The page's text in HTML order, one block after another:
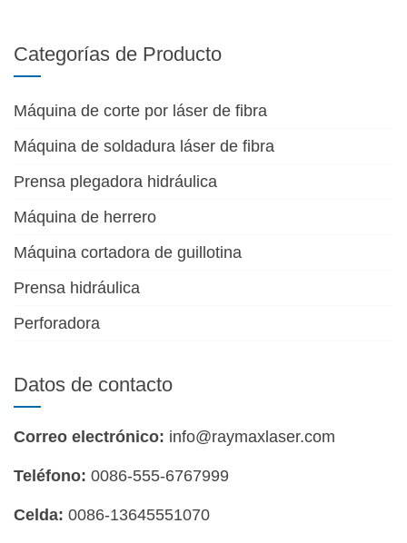
Categorías de Producto
Máquina de corte por láser de fibra
Máquina de soldadura láser de fibra
Prensa plegadora hidráulica
Máquina de herrero
Máquina cortadora de guillotina
Prensa hidráulica
Perforadora
Datos de contacto
Correo electrónico: info@raymaxlaser.com
Teléfono: 0086-555-6767999
Celda: 0086-13645551070